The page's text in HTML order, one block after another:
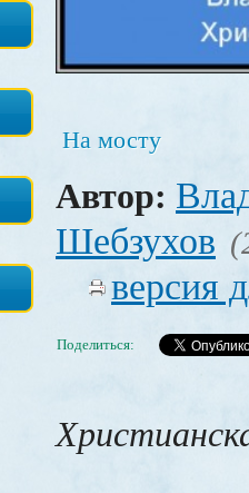
На мосту
Автор:
Шебзухов
версия
Поделиться: